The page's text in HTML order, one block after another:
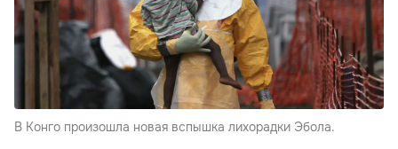
В Конго произошла новая вспышка лихорадки Эбола.